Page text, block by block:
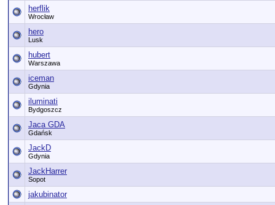
herflik
Wrocław
hero
Lusk
hubert
Warszawa
iceman
Gdynia
iluminati
Bydgoszcz
Jaca GDA
Gdańsk
JackD
Gdynia
JackHarrer
Sopot
jakubinator